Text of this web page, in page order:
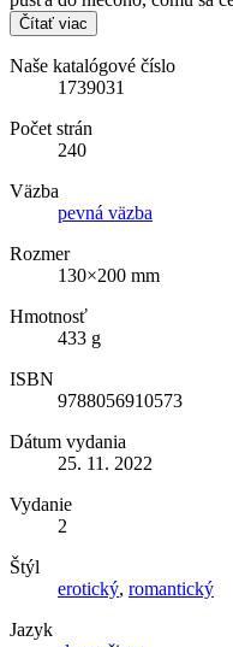
Čítať viac
Naše katalógové číslo
1739031
Počet strán
240
Väzba
pevná väzba
Rozmer
130×200 mm
Hmotnosť
433 g
ISBN
9788056910573
Dátum vydania
25. 11. 2022
Vydanie
2
Štýl
erotický, romantický
Jazyk